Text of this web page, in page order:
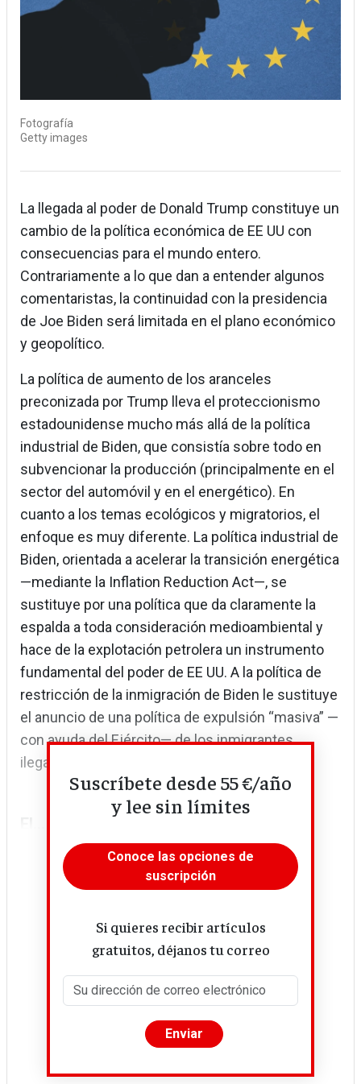
Fotografía
Getty images
La llegada al poder de Donald Trump constituye un
cambio de la política económica de EE UU con
consecuencias para el mundo entero.
Contrariamente a lo que dan a entender algunos
comentaristas, la continuidad con la presidencia
de Joe Biden será limitada en el plano económico
y geopolítico.
La política de aumento de los aranceles
preconizada por Trump lleva el proteccionismo
estadounidense mucho más allá de la política
industrial de Biden, que consistía sobre todo en
subvencionar la producción (principalmente en el
sector del automóvil y en el energético). En
cuanto a los temas ecológicos y migratorios, el
enfoque es muy diferente. La política industrial de
Biden, orientada a acelerar la transición energética
—mediante la Inflation Reduction Act—, se
sustituye por una política que da claramente la
espalda a toda consideración medioambiental y
hace de la explotación petrolera un instrumento
fundamental del poder de EE UU. A la política de
restricción de la inmigración de Biden le sustituye
el anuncio de una política de expulsión “masiva” —
con ayuda del Ejército— de los inmigrantes
ilegales.
Suscríbete desde 55 €/año
y lee sin límites
Conoce las opciones de
suscripción
Si quieres recibir artículos
gratuitos, déjanos tu correo